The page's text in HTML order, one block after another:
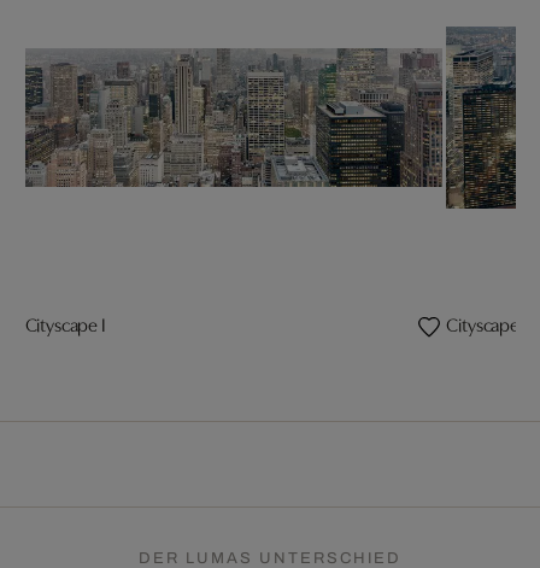
Cityscape I Cityscape III
DER LUMAS UNTERSCHIED